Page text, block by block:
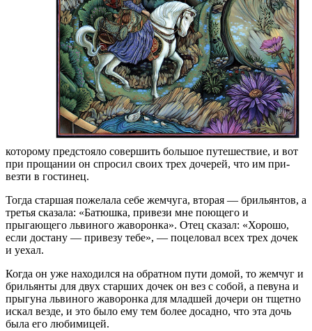
которому предстояло совершить большое путешествие, и вот
при прощании он спросил своих трех дочерей, что им при-
везти в гостинец.
Тогда старшая пожелала себе жемчуга, вторая — брильянтов, а
третья сказала: «Батюшка, привези мне поющего и
прыгающего львиного жаворонка». Отец сказал: «Хорошо,
если достану — привезу тебе», — поцеловал всех трех дочек
и уехал.
Когда он уже находился на обратном пути домой, то жемчуг и
брильянты для двух старших дочек он вез с собой, а певуна и
прыгуна львиного жаворонка для младшей дочери он тщетно
искал везде, и это было ему тем более досадно, что эта дочь
была его любимицей.